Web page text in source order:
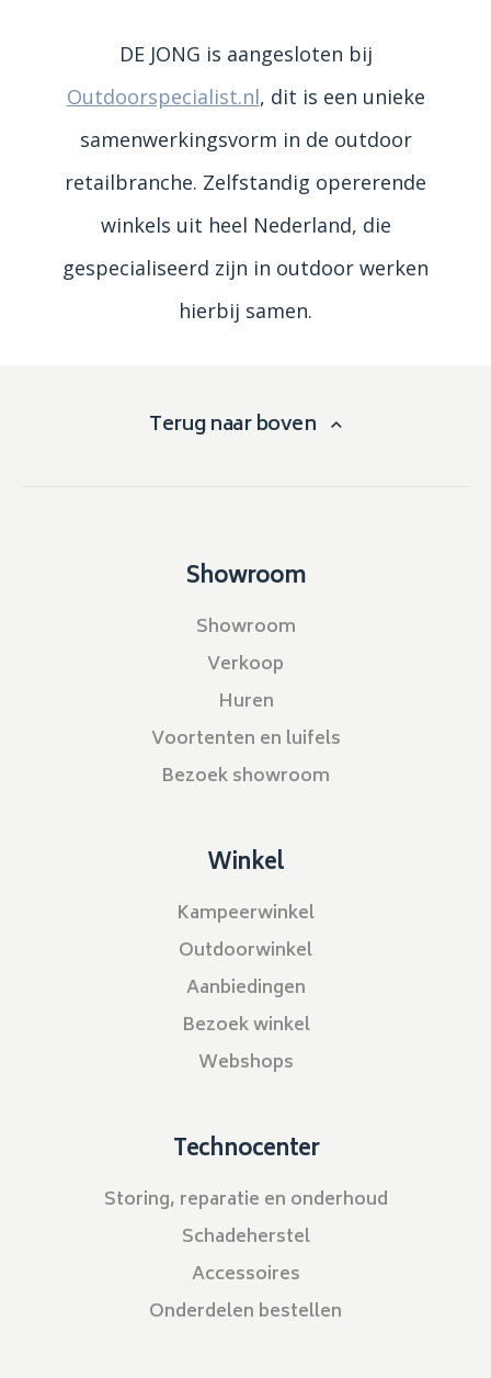
DE JONG is aangesloten bij
Outdoorspecialist.nl, dit is een unieke
samenwerkingsvorm in de outdoor
retailbranche. Zelfstandig opererende
winkels uit heel Nederland, die
gespecialiseerd zijn in outdoor werken
hierbij samen.
Terug naar boven
Showroom
Showroom
Verkoop
Huren
Voortenten en luifels
Bezoek showroom
Winkel
Kampeerwinkel
Outdoorwinkel
Aanbiedingen
Bezoek winkel
Webshops
Technocenter
Storing, reparatie en onderhoud
Schadeherstel
Accessoires
Onderdelen bestellen